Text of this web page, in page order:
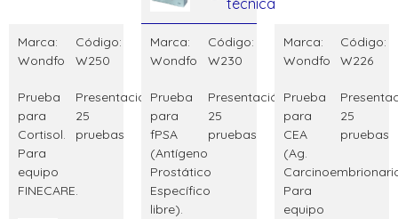
técnica
Marca:
Wondfo
Código:
W250
Prueba
para
Cortisol.
Para
equipo
FINECARE.
Presentación:
25
pruebas
Marca:
Wondfo
Código:
W230
Prueba
para
fPSA
(Antígeno
Prostático
Específico
libre).
Presentación:
25
pruebas
Marca:
Wondfo
Código:
W226
Prueba
para
CEA
(Ag.
Para
equipo
25
pruebas